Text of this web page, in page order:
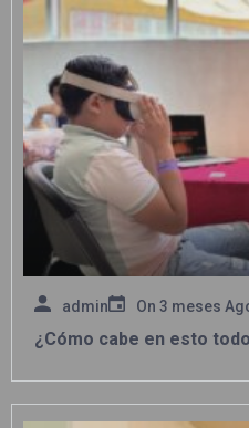
admin On 3 meses
¿Cómo cabe en esto